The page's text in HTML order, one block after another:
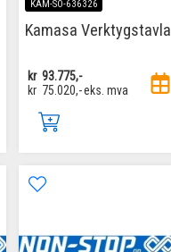
KAM-SO-636326
Kamasa Verktygstavla
kr 93.775,-
kr 75.020,-eks. mva